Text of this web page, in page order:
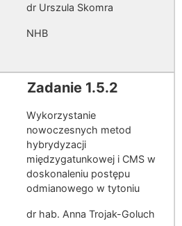
dr Urszula Skomra
NHB
Zadanie 1.5.2
Wykorzystanie
nowoczesnych metod
hybrydyzacji
międzygatunkowej i CMS w
doskonaleniu postępu
odmianowego w tytoniu
dr hab. Anna Trojak-Goluch